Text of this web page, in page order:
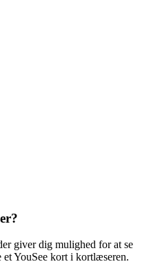
giver dig mulighed for at se
YouSee kort i kortlæseren.